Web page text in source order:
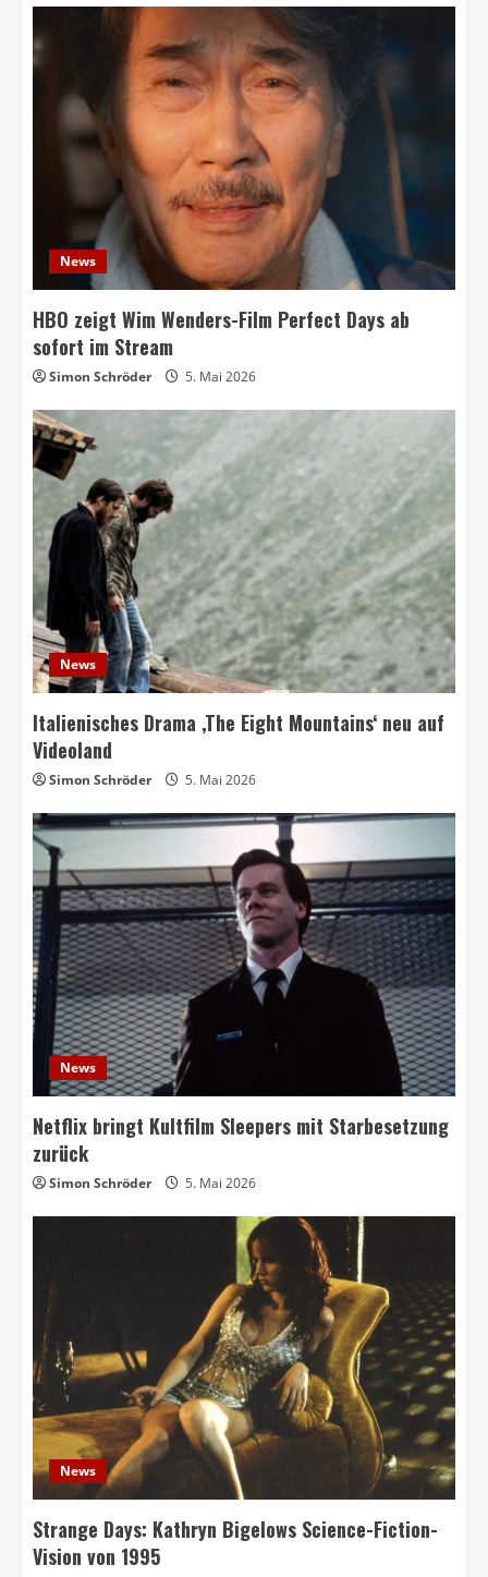
News
HBO zeigt Wim Wenders-Film Perfect Days ab
sofort im Stream
Simon Schröder 5. Mai 2026
News
Italienisches Drama ‚The Eight Mountains‘ neu auf
Videoland
Simon Schröder 5. Mai 2026
News
Netflix bringt Kultfilm Sleepers mit Starbesetzung
zurück
Simon Schröder 5. Mai 2026
News
Strange Days: Kathryn Bigelows Science-Fiction-
Vision von 1995